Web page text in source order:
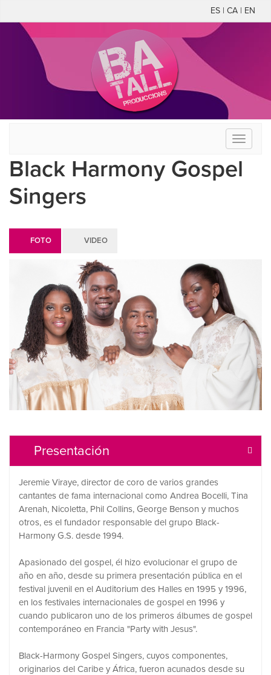
ES | CA | EN
Toggle
Black Harmony Gospel
Singers
FOTO VIDEO
Presentación
Jeremie Viraye, director de coro de varios grandes
cantantes de fama internacional como Andrea Bocelli, Tina
Arenah, Nicoletta, Phil Collins, George Benson y muchos
otros, es el fundador responsable del grupo Black-
Harmony G.S. desde 1994.
Apasionado del gospel, él hizo evolucionar el grupo de
año en año, desde su primera presentación pública en el
festival juvenil en el Auditorium des Halles en 1995 y 1996,
en los festivales internacionales de gospel en 1996 y
cuando publicaron uno de los primeros álbumes de gospel
contemporáneo en Francia "Party with Jesus".
Black-Harmony Gospel Singers, cuyos componentes,
originarios del Caribe y África, fueron acunados desde su